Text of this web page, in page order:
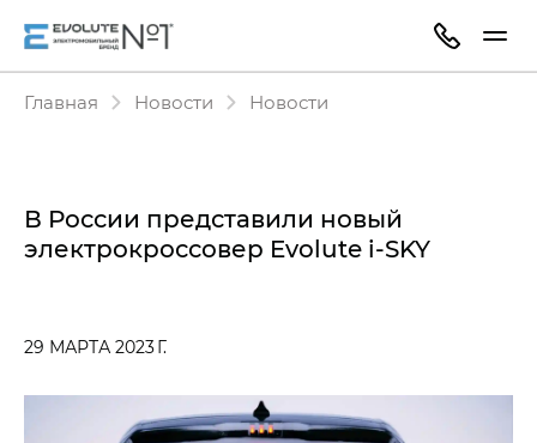
Главная Новости Новости
В России представили новый
электрокроссовер Evolute i‑SKY
29 МАРТА 2023 Г.